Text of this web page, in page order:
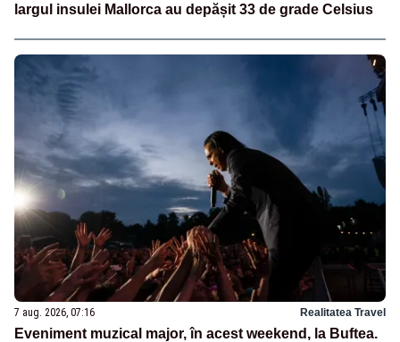
largul insulei Mallorca au depășit 33 de grade Celsius
7 aug. 2026, 07:16 Realitatea Travel
Eveniment muzical major, în acest weekend, la Buftea.